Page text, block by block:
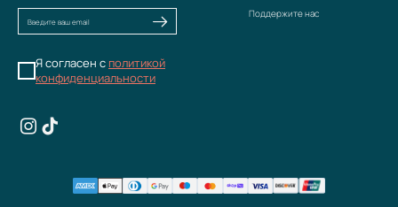
Я согласен с политикой
конфиденциальности
Поддержите нас